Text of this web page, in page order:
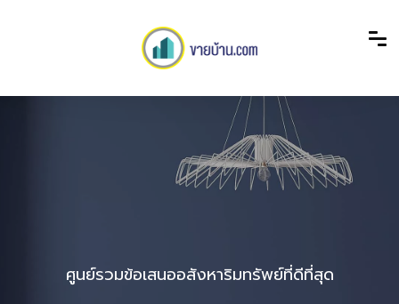
ศูนย์รวมข้อเสนออสังหาริมทรัพย์ที่ดีที่สุด